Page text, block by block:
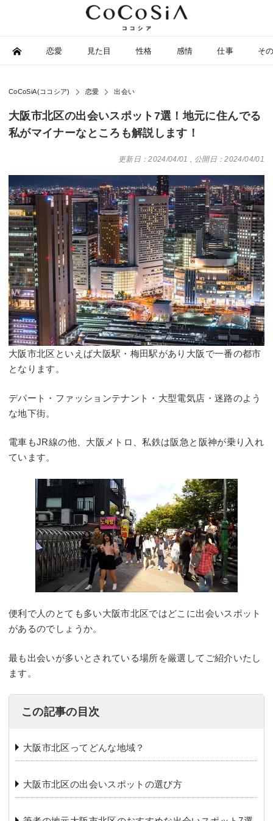
恋愛 見た目 性格 感情 仕事 そ
CoCoSiA(ココシア) 恋愛 出会い
大阪市北区の出会いスポット7選！地元に住んでる
私がマイナーなところも解説します！
更新日：2024/04/01 , 公開日：2024/04/01
大阪市北区といえば大阪駅・梅田駅があり大阪で一番の都市
となります。
デパート・ファッションテナント・大型電気店・迷路のよう
な地下街。
電車もJR線の他、大阪メトロ、私鉄は阪急と阪神が乗り入れ
ています。
便利で人のとても多い大阪市北区ではどこに出会いスポット
があるのでしょうか。
最も出会いが多いとされている場所を厳選してご紹介いたし
ます。
この記事の目次
大阪市北区ってどんな地域？
大阪市北区の出会いスポットの選び方